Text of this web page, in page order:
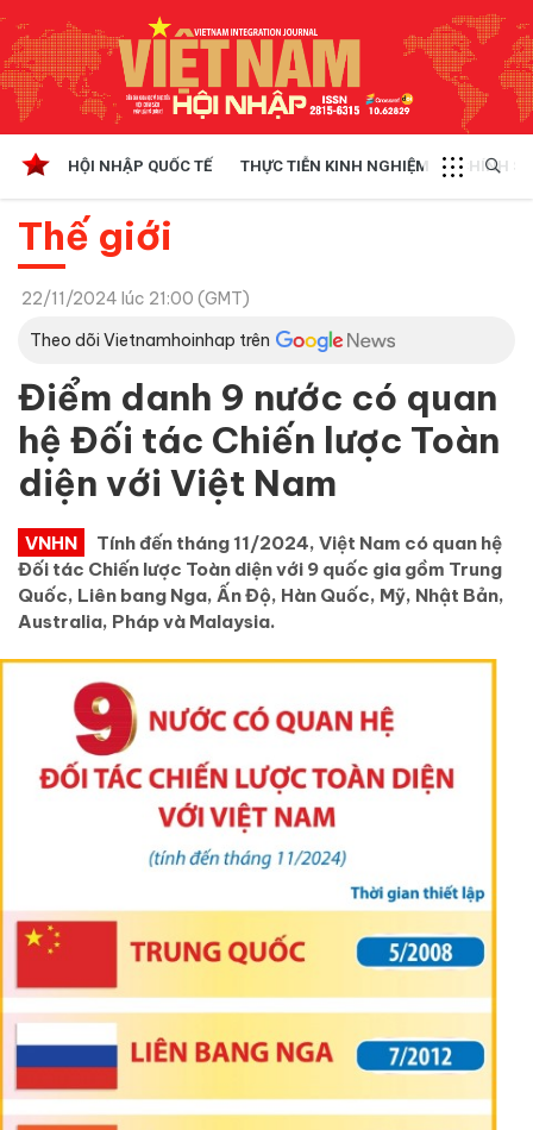
HỘI NHẬP QUỐC TẾ THỰC TIỄN KINH NGHIỆM CHÍNH
Thế giới
22/11/2024 lúc 21:00 (GMT)
Theo dõi Vietnamhoinhap trên
Điểm danh 9 nước có quan
hệ Đối tác Chiến lược Toàn
diện với Việt Nam
VNHN
Tính đến tháng 11/2024, Việt Nam có quan hệ
Đối tác Chiến lược Toàn diện với 9 quốc gia gồm Trung
Quốc, Liên bang Nga, Ấn Độ, Hàn Quốc, Mỹ, Nhật Bản,
Australia, Pháp và Malaysia.